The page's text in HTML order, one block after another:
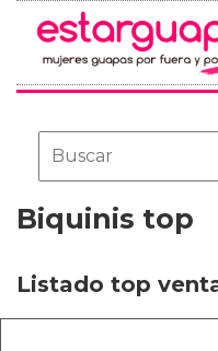
Biquinis top
Listado top